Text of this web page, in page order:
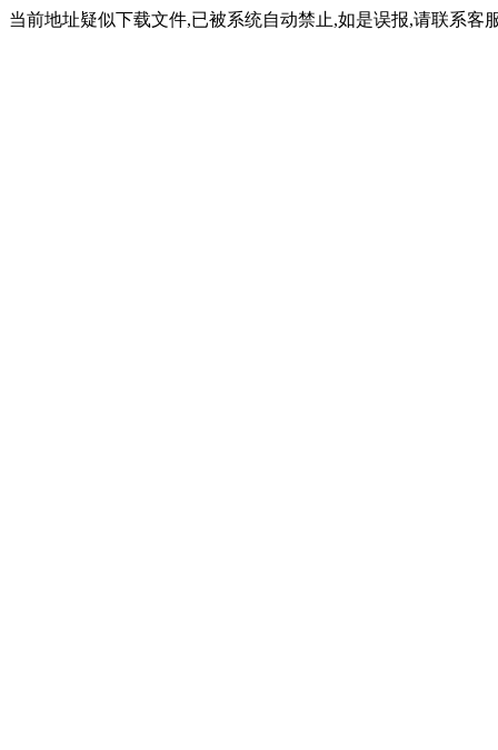
当前地址疑似下载文件,已被系统自动禁止,如是误报,请联系客